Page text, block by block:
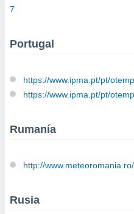
7
Portugal
https://www.ipma.pt/pt/
https://www.ipma.pt/pt/
Rumanía
http://
Rusia